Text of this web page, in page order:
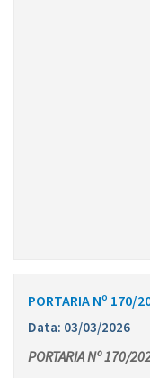
ONILTON
PORTARIA Nº 170/
Data: 03/03/2026
PORTARIA Nº 170/